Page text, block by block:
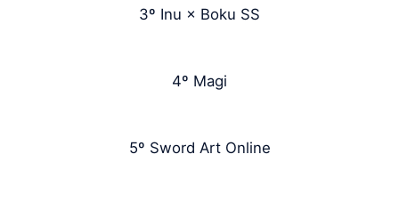
3º Inu × Boku SS
4º Magi
5º Sword Art Online